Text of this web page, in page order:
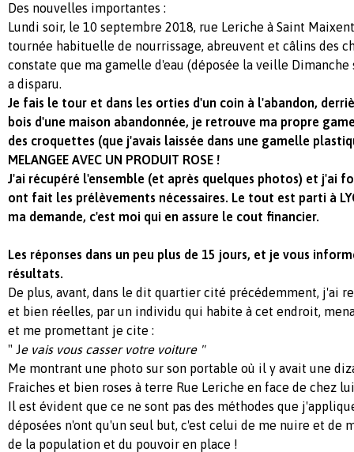
Des nouvelles importantes :
Lundi soir, le 10 septembre 2018, rue Leriche à Saint
tournée habituelle de nourrissage, abreuvent et câlins des
constate que ma gamelle d'eau (déposée la veille
a disparu.
Je fais le tour et dans les orties d'un coin à l'abandon,
bois d'une maison abandonnée, je retrouve ma propre
des croquettes (que j'avais laissée dans une gamelle
MELANGEE AVEC UN PRODUIT ROSE !
J'ai récupéré l'ensemble (et après quelques photos) et j'ai
ont fait les prélèvements nécessaires. Le tout est parti à
ma demande, c'est moi qui en assure le cout financier.
Les réponses dans un peu plus de 15 jours, et je vous
résultats.
De plus, avant, dans le dit quartier cité précédemment, j'ai
et bien réelles, par un individu qui habite à cet endroit,
et me promettant je cite :
" Je vais vous casser votre voiture "
Me montrant une photo sur son portable où il y avait une
Fraiches et bien roses à terre Rue Leriche en face de chez
Il est évident que ce ne sont pas des méthodes que
déposées n'ont qu'un seul but, c'est celui de me nuire et de
de la population et du pouvoir en place !